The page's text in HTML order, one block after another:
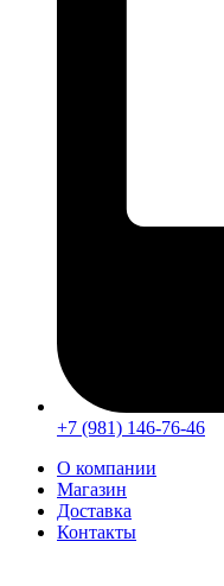
+7 (981) 146-76-46
О компании
Магазин
Доставка
Контакты